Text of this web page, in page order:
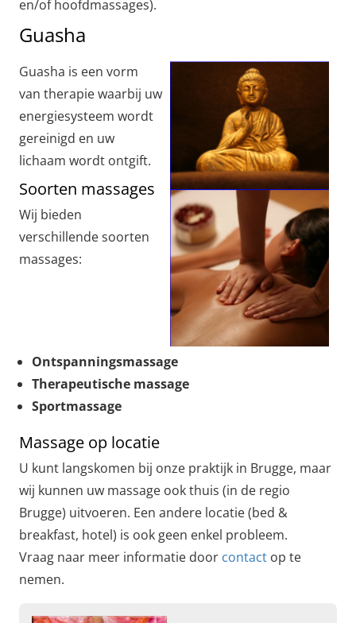
en/of hoofdmassages).
Guasha
Guasha is een vorm
van therapie waarbij uw
energiesysteem wordt
gereinigd en uw
lichaam wordt ontgift.
Soorten massages
Wij bieden
verschillende soorten
massages:
Ontspanningsmassage
Therapeutische massage
Sportmassage
Massage op locatie
U kunt langskomen bij onze praktijk in Brugge, maar
wij kunnen uw massage ook thuis (in de regio
Brugge) uitvoeren. Een andere locatie (bed &
breakfast, hotel) is ook geen enkel probleem.
Vraag naar meer informatie door contact op te
nemen.